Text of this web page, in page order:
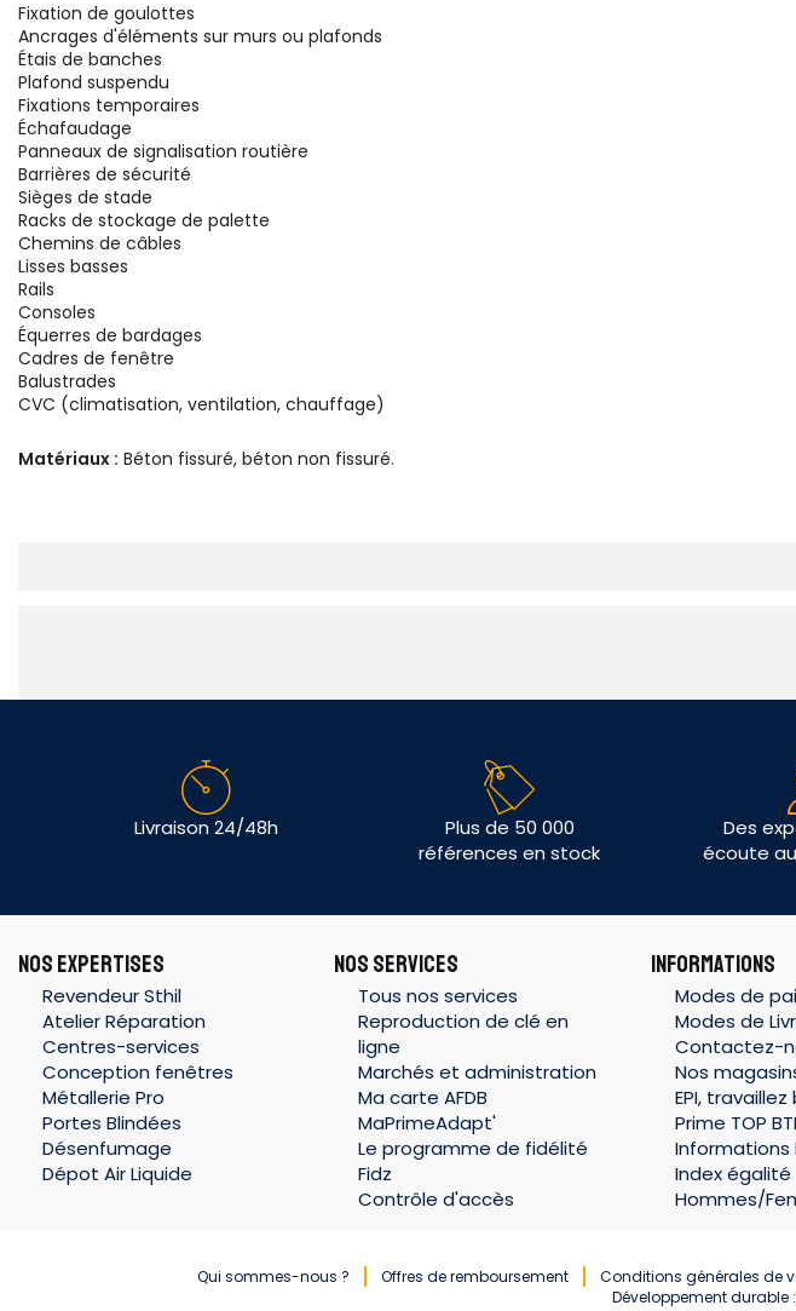
Fixation de goulottes
Ancrages d'éléments sur murs ou plafonds
Étais de banches
Plafond suspendu
Fixations temporaires
Échafaudage
Panneaux de signalisation routière
Barrières de sécurité
Sièges de stade
Racks de stockage de palette
Chemins de câbles
Lisses basses
Rails
Consoles
Équerres de bardages
Cadres de fenêtre
Balustrades
CVC (climatisation, ventilation, chauffage)
Matériaux : Béton fissuré, béton non fissuré.
Livraison 24/48h
Plus de 50 000
références en stock
Des
écoute au
NOS EXPERTISES
Revendeur Sthil
Atelier Réparation
Centres-services
Conception fenêtres
Métallerie Pro
Portes Blindées
Désenfumage
Dépot Air Liquide
NOS SERVICES
Tous nos services
Reproduction de clé en
ligne
Marchés et administration
Ma carte AFDB
MaPrimeAdapt'
Le programme de fidélité
Fidz
Contrôle d'accès
INFORMATIONS
Modes de
Modes de
Contactez-
Nos
EPI,
Prime TOP
Informations
Index égalité
Hommes/
Qui sommes-nous ? Offres de remboursement Conditions générales de
Développement